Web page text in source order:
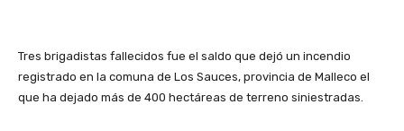
Tres brigadistas fallecidos fue el saldo que dejó un incendio
registrado en la comuna de Los Sauces, provincia de Malleco el
que ha dejado más de 400 hectáreas de terreno siniestradas.